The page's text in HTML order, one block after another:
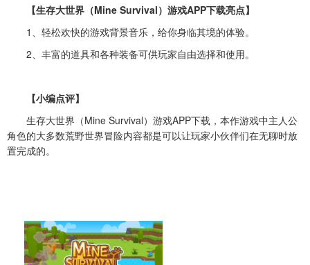
【生存大世界（Mine Survival）游戏APP下载亮点】
1、轻松欢快的游戏背景音乐，给你身临其境的体验。
2、丰富的道具和各种装备可供玩家自由选择和使用。
【小编点评】
生存大世界（Mine Survival）游戏APP下载，本作游戏中主人公
角色的大多数荒野世界冒险内容都是可以让玩家小伙伴们在无聊时放
置完成的。